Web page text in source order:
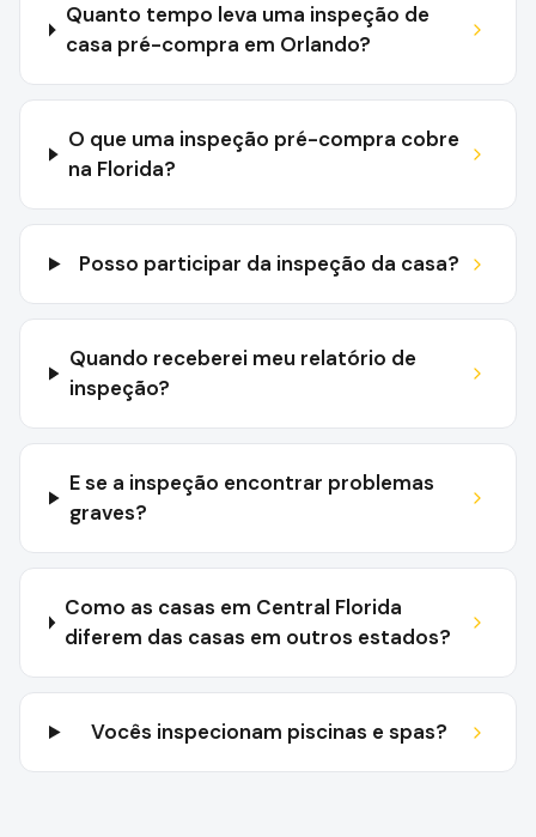
Quanto tempo leva uma inspeção de
casa pré-compra em Orlando?
O que uma inspeção pré-compra cobre
na Florida?
Posso participar da inspeção da casa?
Quando receberei meu relatório de
inspeção?
E se a inspeção encontrar problemas
graves?
Como as casas em Central Florida
diferem das casas em outros estados?
Vocês inspecionam piscinas e spas?